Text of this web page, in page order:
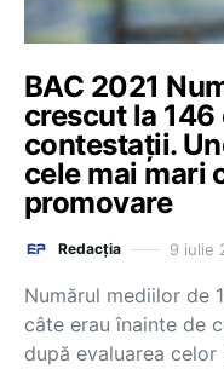
BAC 2021
crescut la 146
contestații.
cele mai mari
promovare
Redacția 9 iulie
Numărul mediilor de
câte erau înainte de
după evaluarea